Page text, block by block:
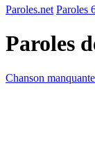
Paroles.net Paroles
Paroles
Chanson